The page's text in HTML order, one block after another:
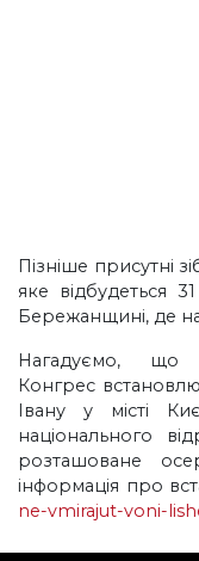
Пізніше присутні
яке відбудеться
Бережанщині, де
Нагадуємо, що
Конгрес
Івану у місті
національного
розташоване
інформація про
ne-vmirajut-voni-